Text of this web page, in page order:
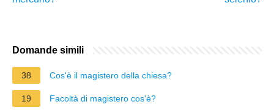
Domande simili
38 Cos'è il magistero della chiesa?
19 Facoltà di magistero cos'è?